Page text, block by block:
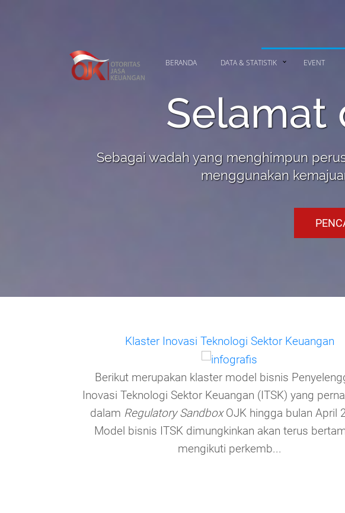
BERANDA DATA & STATISTIK EVENT
Selamat
Sebagai wadah yang menghimpun
menggunakan
Klaster Inovasi Teknologi Sektor Keuangan
Berikut merupakan klaster model bisnis
Inovasi Teknologi Sektor Keuangan (ITSK) yang
dalam Regulatory SandboxOJK hingga bulan April
Model bisnis ITSK dimungkinkan akan terus
mengikuti perkemb...